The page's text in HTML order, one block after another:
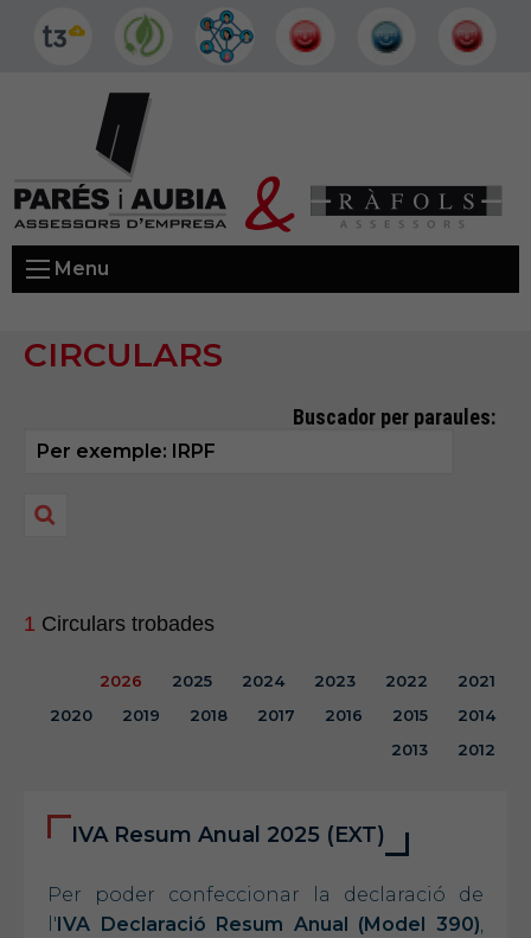
Menu
CIRCULARS
Buscador per paraules:
1 Circulars trobades
2026 2025 2024 2023 2022
2021
2020
2019 2018 2017 2016 2015
2014
2013
2012
IVA Resum Anual 2025 (EXT)
Per poder confeccionar la declaració de
l' IVA Declaració Resum Anual (Model 390),